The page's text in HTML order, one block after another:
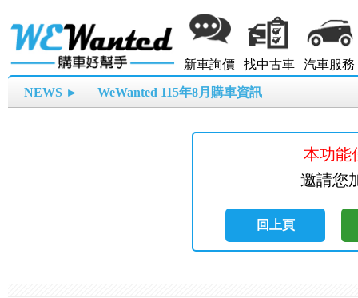
新車詢價 找中古車 汽車服務
NEWS ► WeWanted 115年8月購車資訊
本功能
邀請您
回上頁